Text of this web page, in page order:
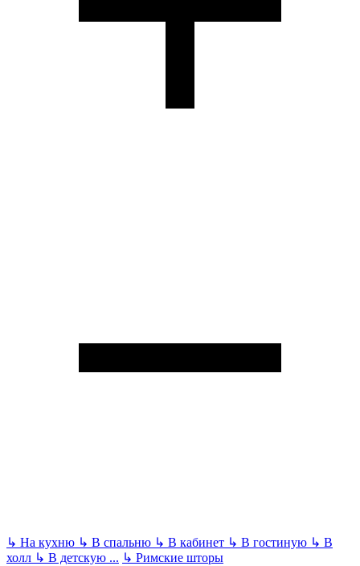
↳ На кухню ↳ В спальню ↳ В кабинет ↳ В гостиную ↳ В
холл ↳ В детскую ... ↳ Римские шторы